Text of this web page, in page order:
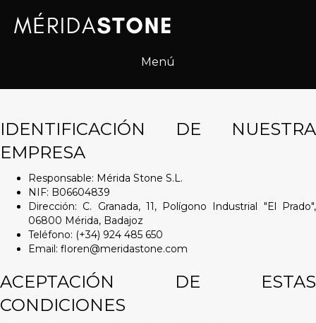
s
e
s
t
c
l
u
t
Menú
IDENTIFICACIÓN DE NUESTRA
EMPRESA
Responsable: Mérida Stone S.L.
NIF: B06604839
Dirección: C. Granada, 11, Polígono Industrial "El Prado",
06800 Mérida, Badajoz
Teléfono: (+34) 924 485 650
Email: floren@meridastone.com
ACEPTACIÓN DE ESTAS
CONDICIONES